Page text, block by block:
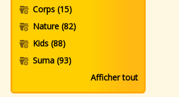
Corps (15)
Nature (82)
Kids (88)
Suma (93)
Afficher tout